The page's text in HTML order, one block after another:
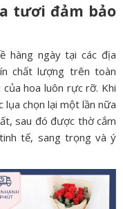
tươi đảm bảo
hàng ngày tại các địa
chất lượng trên toàn
hoa luôn rực rỡ. Khi
chọn lại một lần nữa
sau đó được thờ cắm
tế, sang trọng và ý